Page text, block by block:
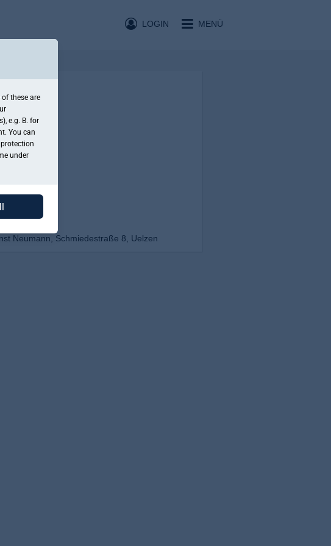
MENÜ
LOGIN
Neumann, Schmiedestraße 8, Uelzen
these are
e.g. B. for
You can
under